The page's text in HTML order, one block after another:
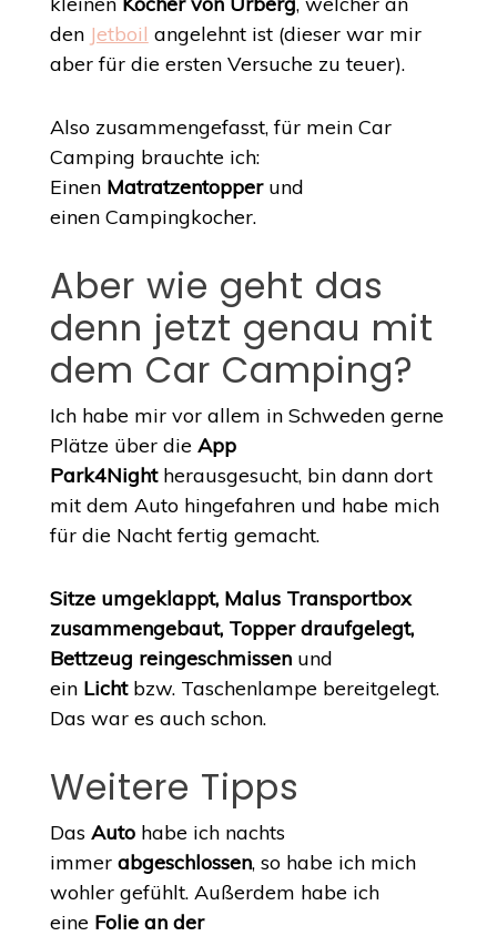
den Jetboil angelehnt ist (dieser war mir
aber für die ersten Versuche zu teuer).
Also zusammengefasst, für mein Car
Camping brauchte ich:
Einen Matratzentopperund
einen Campingkocher.
Aber wie geht das
denn jetzt genau mit
dem Car Camping?
Ich habe mir vor allem in Schweden gerne
Plätze über die App
Park4Nightherausgesucht, bin dann dort
mit dem Auto hingefahren und habe mich
für die Nacht fertig gemacht.
Sitze umgeklappt, Malus Transportbox
zusammengebaut, Topper draufgelegt,
Bettzeug reingeschmissenund
ein Lichtbzw. Taschenlampe bereitgelegt.
Das war es auch schon.
Weitere Tipps
Das Autohabe ich nachts
immer abgeschlossen, so habe ich mich
wohler gefühlt. Außerdem habe ich
eine Folie an der